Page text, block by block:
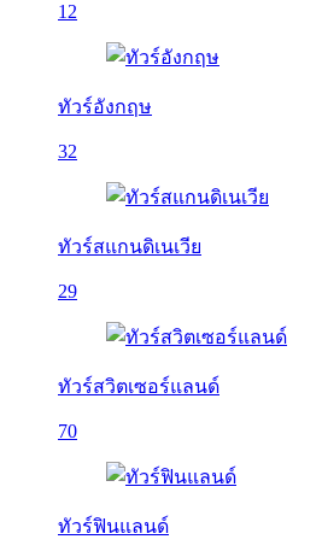
12
ทัวร์อังกฤษ
32
ทัวร์สแกนดิเนเวีย
29
ทัวร์สวิตเซอร์แลนด์
70
ทัวร์ฟินแลนด์